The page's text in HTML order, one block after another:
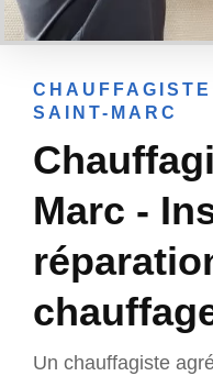
SAINT-MARC
Marc -
Un chauffagiste